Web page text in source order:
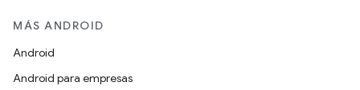
MÁS ANDROID
Android
Android para empresas